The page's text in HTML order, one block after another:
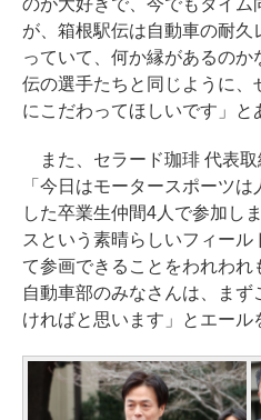
のが大好きで、今でもタイム
が、箱根駅伝は自動車の耐
っていて、何か縁があるの
伝の選手たちと同じように、
にこだわってほしいです」と
また、セラード珈琲 代表取
「今日はモータースポーツ
した卒業生仲間4人で参加し
スという素晴らしいフィー
て参画できることをわれわれ
自動車部のみなさんは、ま
ければと思います」とエール